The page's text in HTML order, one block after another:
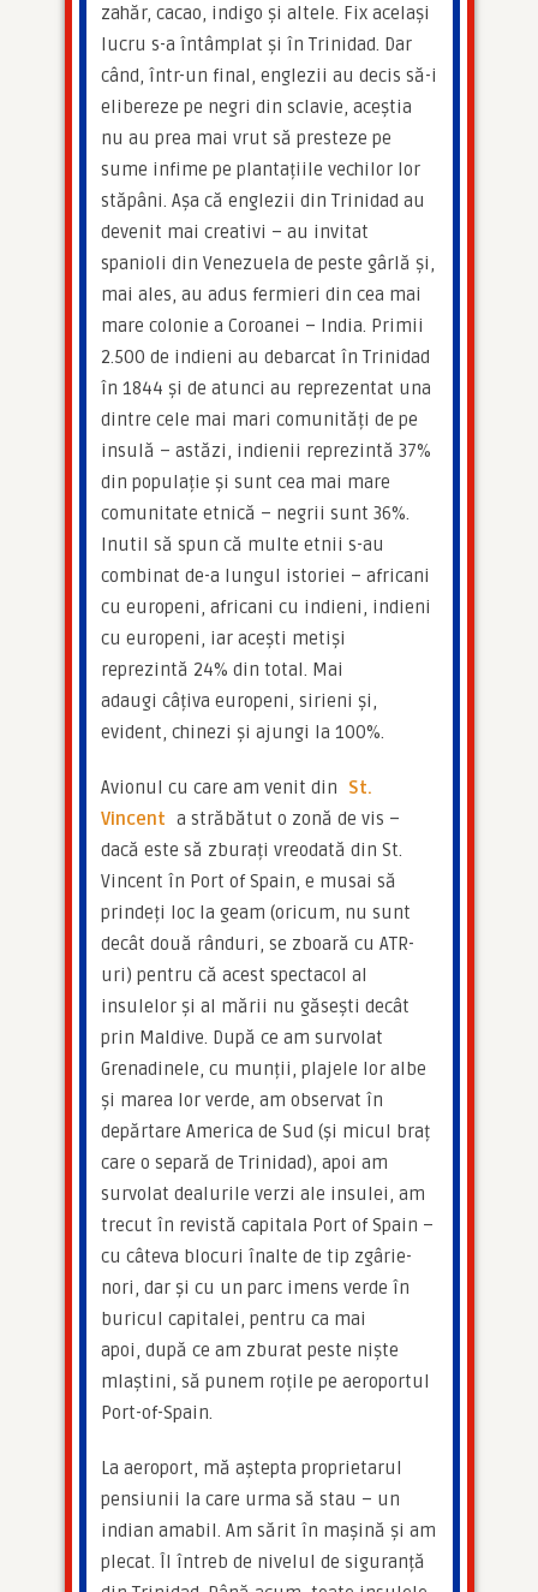
zahăr, cacao, indigo și altele. Fix același
lucru s-a întâmplat și în Trinidad. Dar
când, într-un final, englezii au decis să-i
elibereze pe negri din sclavie, aceștia
nu au prea mai vrut să presteze pe
sume infime pe plantațiile vechilor lor
stăpâni. Așa că englezii din Trinidad au
devenit mai creativi – au invitat
spanioli din Venezuela de peste gârlă și,
mai ales, au adus fermieri din cea mai
mare colonie a Coroanei – India. Primii
2.500 de indieni au debarcat în Trinidad
în 1844 și de atunci au reprezentat una
dintre cele mai mari comunități de pe
insulă – astăzi, indienii reprezintă 37%
din populație și sunt cea mai mare
comunitate etnică – negrii sunt 36%.
Inutil să spun că multe etnii s-au
combinat de-a lungul istoriei – africani
cu europeni, africani cu indieni, indieni
cu europeni, iar acești metiși
reprezintă 24% din total. Mai
adaugi câțiva europeni, sirieni și,
evident, chinezi și ajungi la 100%.
Avionul cu care am venit din
St.
Vincent a străbătut o zonă de vis –
dacă este să zburați vreodată din St.
Vincent în Port of Spain, e musai să
prindeți loc la geam (oricum, nu sunt
decât două rânduri, se zboară cu ATR-
uri) pentru că acest spectacol al
insulelor și al mării nu găsești decât
prin Maldive. După ce am survolat
Grenadinele, cu munții, plajele lor albe
și marea lor verde, am observat în
depărtare America de Sud (și micul braț
care o separă de Trinidad), apoi am
survolat dealurile verzi ale insulei, am
trecut în revistă capitala Port of Spain –
cu câteva blocuri înalte de tip zgârie-
nori, dar și cu un parc imens verde în
buricul capitalei, pentru ca mai
apoi, după ce am zburat peste niște
mlaștini, să punem roțile pe aeroportul
Port-of-Spain.
La aeroport, mă aștepta proprietarul
pensiunii la care urma să stau – un
indian amabil. Am sărit în mașină și am
plecat. Îl întreb de nivelul de siguranță